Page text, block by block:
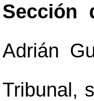
Sección
Adrián
Tribunal,